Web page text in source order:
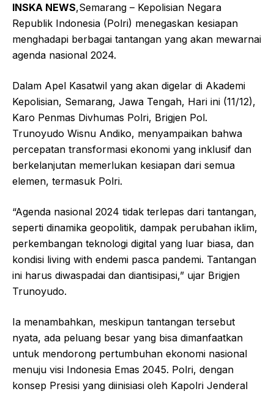
INSKA NEWS,Semarang – Kepolisian Negara
Republik Indonesia (Polri) menegaskan kesiapan
menghadapi berbagai tantangan yang akan mewarnai
agenda nasional 2024.
Dalam Apel Kasatwil yang akan digelar di Akademi
Kepolisian, Semarang, Jawa Tengah, Hari ini (11/12),
Karo Penmas Divhumas Polri, Brigjen Pol.
Trunoyudo Wisnu Andiko, menyampaikan bahwa
percepatan transformasi ekonomi yang inklusif dan
berkelanjutan memerlukan kesiapan dari semua
elemen, termasuk Polri.
“Agenda nasional 2024 tidak terlepas dari tantangan,
seperti dinamika geopolitik, dampak perubahan iklim,
perkembangan teknologi digital yang luar biasa, dan
kondisi living with endemi pasca pandemi. Tantangan
ini harus diwaspadai dan diantisipasi,” ujar Brigjen
Trunoyudo.
Ia menambahkan, meskipun tantangan tersebut
nyata, ada peluang besar yang bisa dimanfaatkan
untuk mendorong pertumbuhan ekonomi nasional
menuju visi Indonesia Emas 2045. Polri, dengan
konsep Presisi yang diinisiasi oleh Kapolri Jenderal